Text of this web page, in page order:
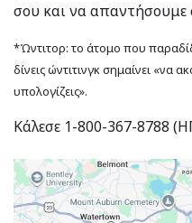
σου και να
*Ώντιτορ: το άτομο που
δίνεις ώντιτινγκ σημαίνει «να
υπολογίζεις».
Κάλεσε 1-800-367-8788